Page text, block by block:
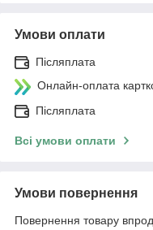
Умови оплати
Післяплата
Онлайн-оплата
Післяплата
Всі умови оплати
Умови повернення
Повернення товару